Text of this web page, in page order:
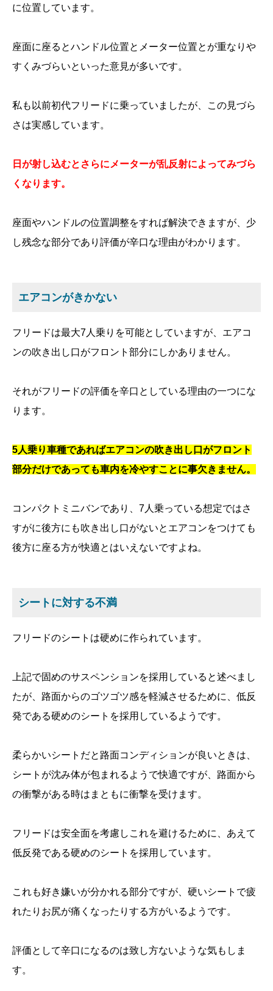
に位置しています。
座面に座るとハンドル位置とメーター位置とが重なりや
すくみづらいといった意見が多いです。
私も以前初代フリードに乗っていましたが、この見づら
さは実感しています。
日が射し込むとさらにメーターが乱反射によってみづら
くなります。
座面やハンドルの位置調整をすれば解決できますが、少
し残念な部分であり評価が辛口な理由がわかります。
エアコンがきかない
フリードは最大7人乗りを可能としていますが、エアコ
ンの吹き出し口がフロント部分にしかありません。
それがフリードの評価を辛口としている理由の一つにな
ります。
5人乗り車種であればエアコンの吹き出し口がフロント
部分だけであっても車内を冷やすことに事欠きません。
コンパクトミニバンであり、7人乗っている想定ではさ
すがに後方にも吹き出し口がないとエアコンをつけても
後方に座る方が快適とはいえないですよね。
シートに対する不満
フリードのシートは硬めに作られています。
上記で固めのサスペンションを採用していると述べまし
たが、路面からのゴツゴツ感を軽減させるために、低反
発である硬めのシートを採用しているようです。
柔らかいシートだと路面コンディションが良いときは、
シートが沈み体が包まれるようで快適ですが、路面から
の衝撃がある時はまともに衝撃を受けます。
フリードは安全面を考慮しこれを避けるために、あえて
低反発である硬めのシートを採用しています。
これも好き嫌いが分かれる部分ですが、硬いシートで疲
れたりお尻が痛くなったりする方がいるようです。
評価として辛口になるのは致し方ないような気もしま
す。